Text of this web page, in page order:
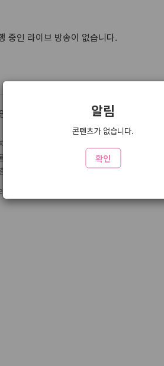
알림
콘텐츠가 없습니다.
확인
중인 라이브 방송이 없습니다.
정보처리방침 유료서비스 약관
359번길 7 3층
전화 : 1588-1164
324